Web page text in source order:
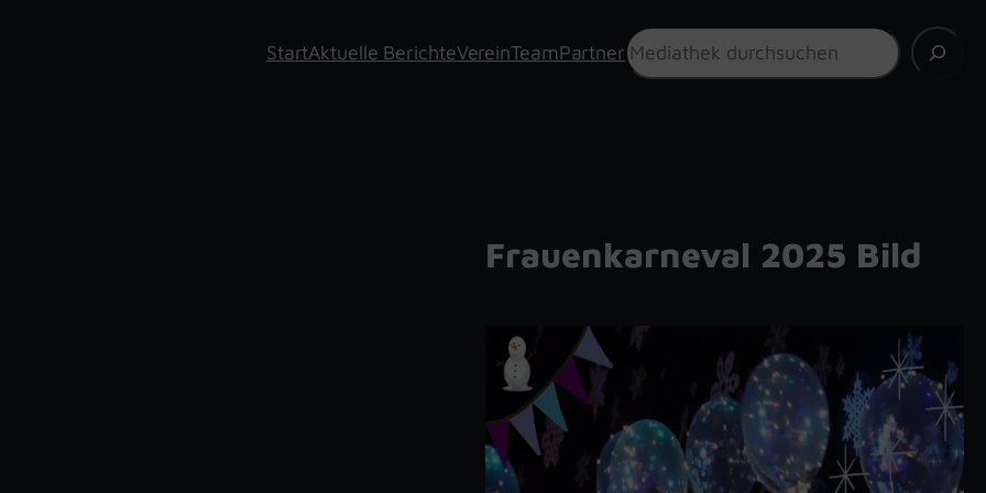
StartAktuelle BerichteVereinTeamPartner
Suchen
Frauenkarneval 2025 Bild